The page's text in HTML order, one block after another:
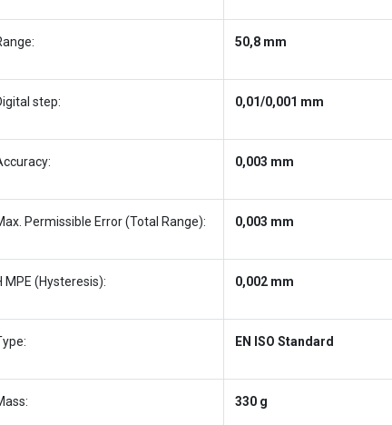
50,8 mm
step: 0,01/0,001 mm
0,003 mm
Permissible Error (Total Range): 0,003 mm
MPE (Hysteresis): 0,002 mm
EN ISO Standard
330 g